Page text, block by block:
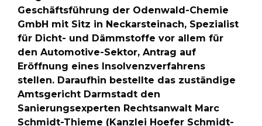
Geschäftsführung der Odenwald-Chemie
GmbH mit Sitz in Neckarsteinach, Spezialist
für Dicht- und Dämmstoffe vor allem für
den Automotive-Sektor, Antrag auf
Eröffnung eines Insolvenzverfahrens
stellen. Daraufhin bestellte das zuständige
Amtsgericht Darmstadt den
Sanierungsexperten Rechtsanwalt Marc
Schmidt-Thieme (Kanzlei Hoefer Schmidt-